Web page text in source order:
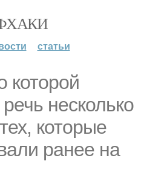
статьи
которой
несколько
которые
ранее на